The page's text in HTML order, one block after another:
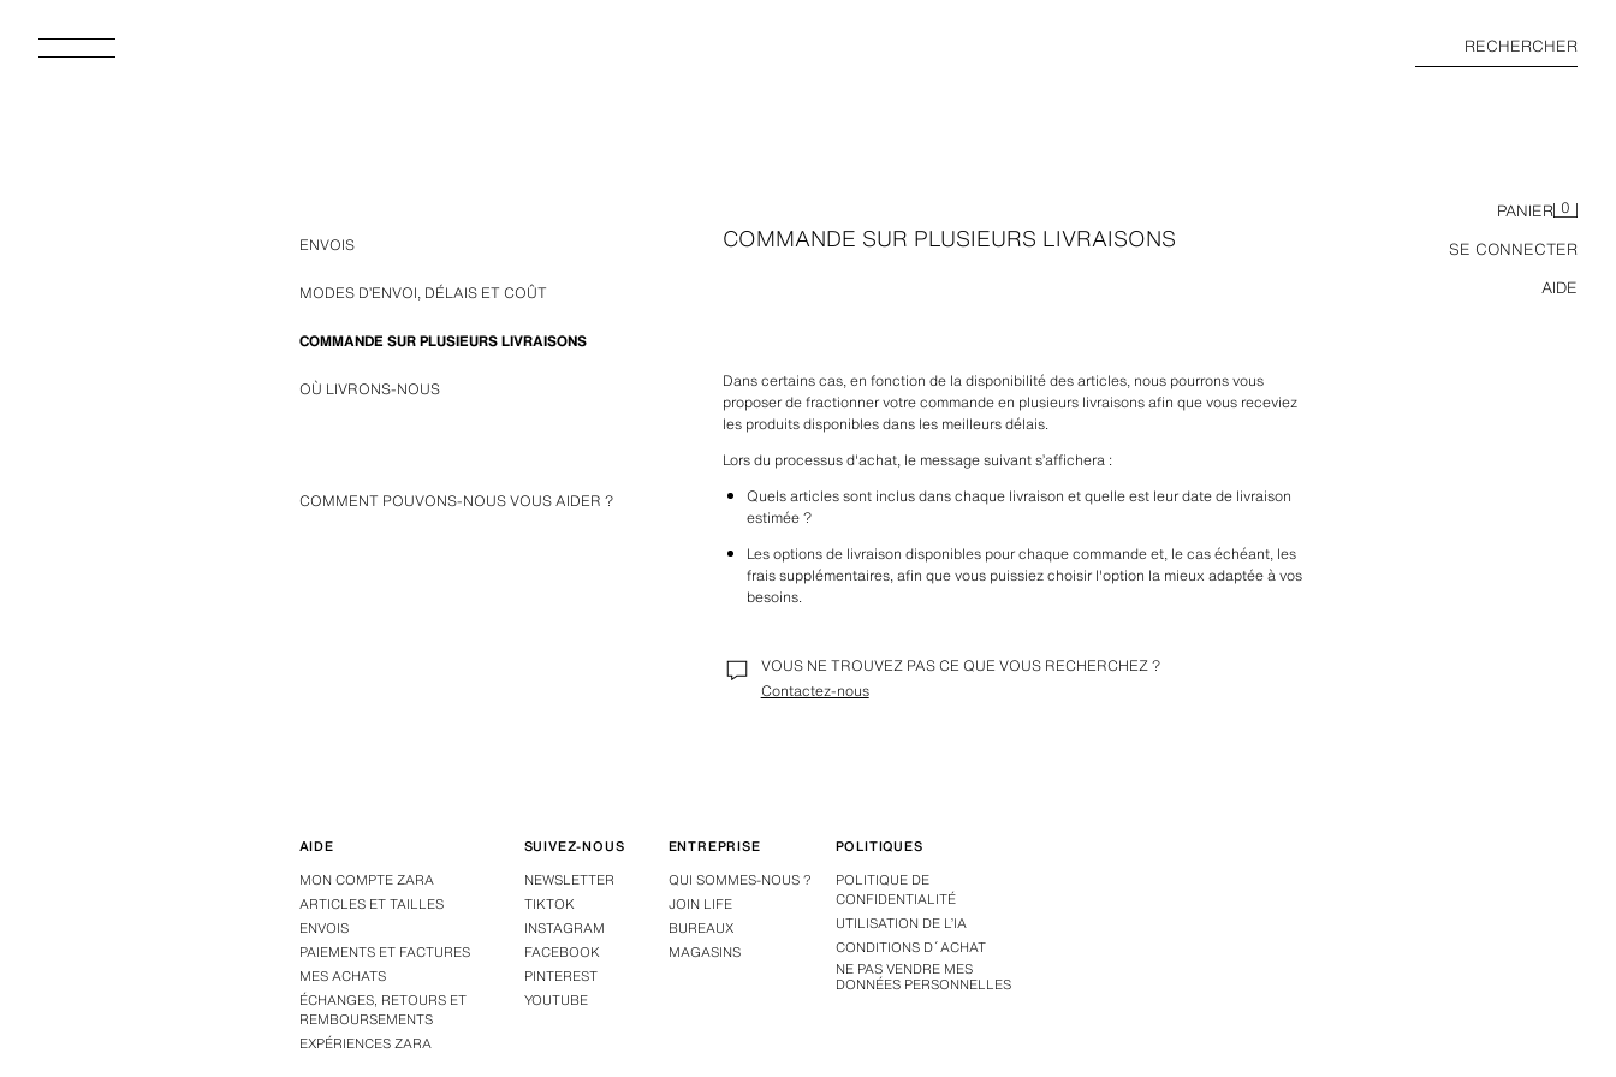
RECHERCHER
PANIER 0
SE CONNECTER
AIDE
ENVOIS
MODES D’ENVOI, DÉLAIS ET COÛT
COMMANDE SUR PLUSIEURS LIVRAISONS
OÙ LIVRONS-NOUS
COMMANDE SUR PLUSIEURS LIVRAISONS
Dans certains cas, en fonction de la disponibilité des articles, nous pourrons vous
proposer de fractionner votre commande en plusieurs livraisons afin que vous receviez
les produits disponibles dans les meilleurs délais.
Lors du processus d'achat, le message suivant s’affichera :
Quels articles sont inclus dans chaque livraison et quelle est leur date de livraison
estimée ?
Les options de livraison disponibles pour chaque commande et, le cas échéant, les
frais supplémentaires, afin que vous puissiez choisir l'option la mieux adaptée à vos
besoins.
VOUS NE TROUVEZ PAS CE QUE VOUS RECHERCHEZ ?
Contactez-nous
AIDE
MON COMPTE ZARA
ARTICLES ET TAILLES
ENVOIS
PAIEMENTS ET FACTURES
MES ACHATS
ÉCHANGES, RETOURS ET
REMBOURSEMENTS
EXPÉRIENCES ZARA
SUIVEZ-NOUS
NEWSLETTER
TIKTOK
INSTAGRAM
FACEBOOK
PINTEREST
YOUTUBE
ENTREPRISE
QUI SOMMES-NOUS ?
JOIN LIFE
BUREAUX
MAGASINS
POLITIQUES
POLITIQUE DE
CONFIDENTIALITÉ
UTILISATION DE L’IA
CONDITIONS D´ACHAT
NE PAS VENDRE MES
DONNÉES PERSONNELLES